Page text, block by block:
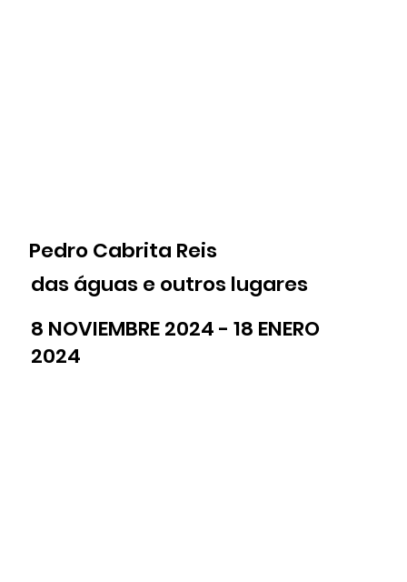
Pedro Cabrita Reis
das águas e outros lugares
8 NOVIEMBRE 2024 - 18 ENERO
2024